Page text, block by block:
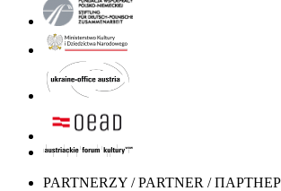
PARTNERZY / PARTNER /